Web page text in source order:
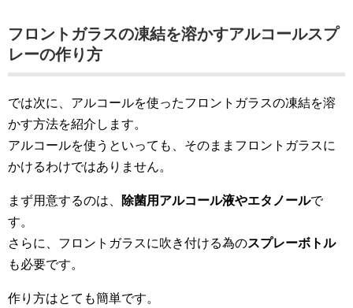
フロントガラスの凍結を溶かすアルコールスプ
レーの作り方
では次に、アルコールを使ったフロントガラスの凍結を溶
かす方法を紹介します。
アルコールを使うといっても、そのままフロントガラスに
かけるわけではありません。
まず用意するのは、 除菌用アルコール液やエタノールで
す。
さらに、フロントガラスに吹き付ける為のスプレーボトル
も必要です。
作り方はとても簡単です。